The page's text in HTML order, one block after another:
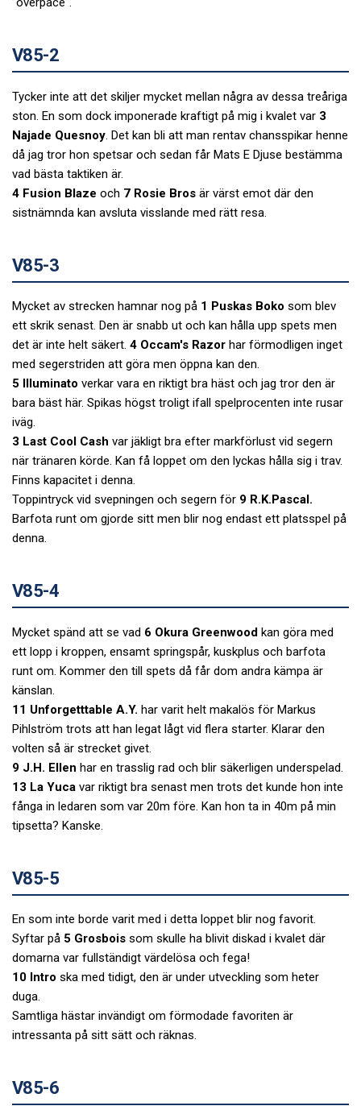
V85-2
Tycker inte att det skiljer mycket mellan några av dessa treåriga
ston. En som dock imponerade kraftigt på mig i kvalet var 3
Najade Quesnoy. Det kan bli att man rentav chansspikar henne
då jag tror hon spetsar och sedan får Mats E Djuse bestämma
vad bästa taktiken är.
4 Fusion Blaze och 7 Rosie Bros är värst emot där den
sistnämnda kan avsluta visslande med rätt resa.
V85-3
Mycket av strecken hamnar nog på 1 Puskas Boko som blev
ett skrik senast. Den är snabb ut och kan hålla upp spets men
det är inte helt säkert. 4 Occam's Razor har förmodligen inget
med segerstriden att göra men öppna kan den.
5 Illuminato verkar vara en riktigt bra häst och jag tror den är
bara bäst här. Spikas högst troligt ifall spelprocenten inte rusar
iväg.
3 Last Cool Cash var jäkligt bra efter markförlust vid segern
när tränaren körde. Kan få loppet om den lyckas hålla sig i trav.
Finns kapacitet i denna.
Toppintryck vid svepningen och segern för 9 R.K.Pascal.
Barfota runt om gjorde sitt men blir nog endast ett platsspel på
denna.
V85-4
Mycket spänd att se vad 6 Okura Greenwood kan göra med
ett lopp i kroppen, ensamt springspår, kuskplus och barfota
runt om. Kommer den till spets då får dom andra kämpa är
känslan.
11 Unforgetttable A.Y. har varit helt makalös för Markus
Pihlström trots att han legat lågt vid flera starter. Klarar den
volten så är strecket givet.
9 J.H. Ellen har en trasslig rad och blir säkerligen underspelad.
13 La Yuca var riktigt bra senast men trots det kunde hon inte
fånga in ledaren som var 20m före. Kan hon ta in 40m på min
tipsetta? Kanske.
V85-5
En som inte borde varit med i detta loppet blir nog favorit.
Syftar på 5 Grosbois som skulle ha blivit diskad i kvalet där
domarna var fullständigt värdelösa och fega!
10 Intro ska med tidigt, den är under utveckling som heter
duga.
Samtliga hästar invändigt om förmodade favoriten är
intressanta på sitt sätt och räknas.
V85-6